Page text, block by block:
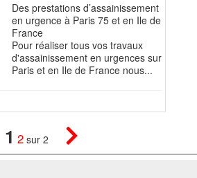
Des prestations d’assainissement
en urgence à Paris 75 et en Ile de
France
Pour réaliser tous vos travaux
d'assainissement en urgences sur
Paris et en Ile de France nous...
1 2 sur 2